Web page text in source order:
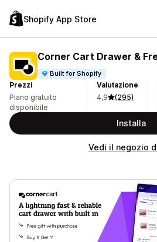
Shopify App Store
Corner Cart Drawer &
Built for Shopify
Prezzi
Piano gratuito
disponibile
Valutazione
4,9
(295)
Installa
Vedi il negozio